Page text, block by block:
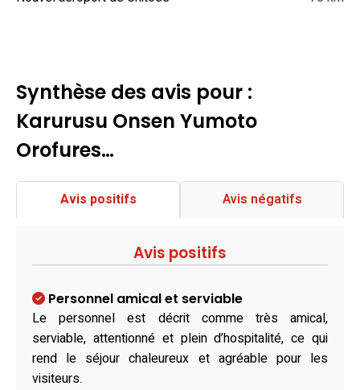
Synthèse des avis pour :
Karurusu Onsen Yumoto
Orofures…
Avis positifs Avis négatifs
Avis positifs
Personnel amical et serviable
Le personnel est décrit comme très amical,
serviable, attentionné et plein d’hospitalité, ce qui
rend le séjour chaleureux et agréable pour les
visiteurs.